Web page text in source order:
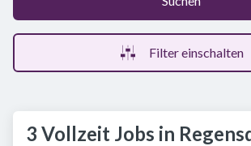
Filter einschalten
3 Vollzeit Jobs in